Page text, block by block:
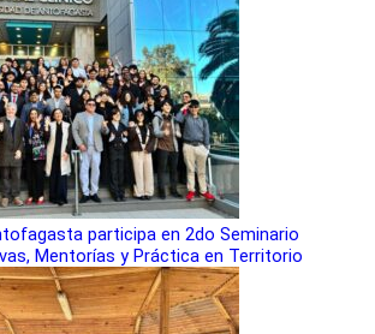
participa en 2do Seminario
Mentorías y Práctica en Territorio